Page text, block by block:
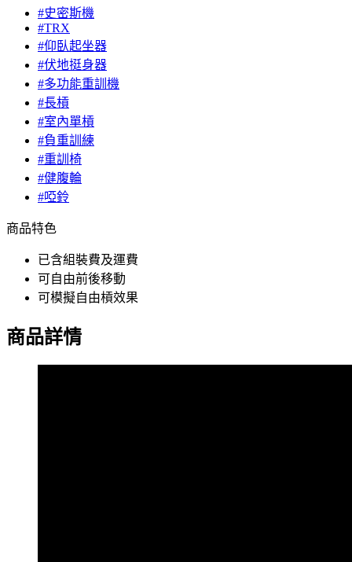
#史密斯機
#TRX
#仰臥起坐器
#伏地挺身器
#多功能重訓機
#長槓
#室內單槓
#負重訓練
#重訓椅
#健腹輪
#啞鈴
商品特色
已含組裝費及運費
可自由前後移動
可模擬自由槓效果
商品詳情